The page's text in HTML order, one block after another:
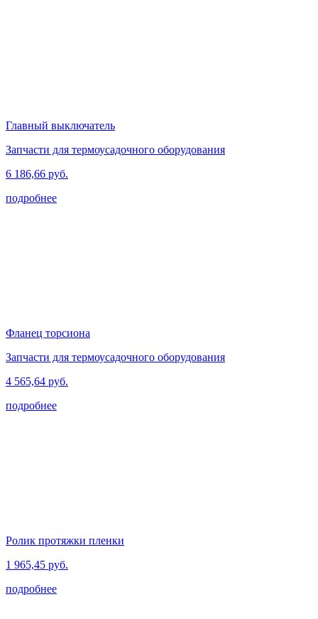
Главный выключатель
Запчасти для термоусадочного оборудования
6 186,66 руб.
подробнее
Фланец торсиона
Запчасти для термоусадочного оборудования
4 565,64 руб.
подробнее
Ролик протяжки пленки
1 965,45 руб.
подробнее